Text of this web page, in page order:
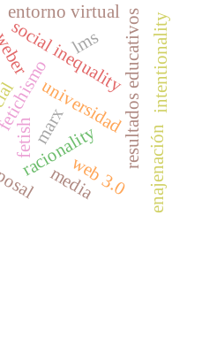
universidadresultados educativos
social inequality
racionality
fetish enajenación
marx
media
lms
entorno virtual
web 3.0
intentionality